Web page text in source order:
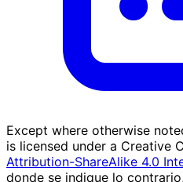
Except where otherwise
is licensed under a Creative
Attribution-ShareAlike 4.0
donde se indique lo